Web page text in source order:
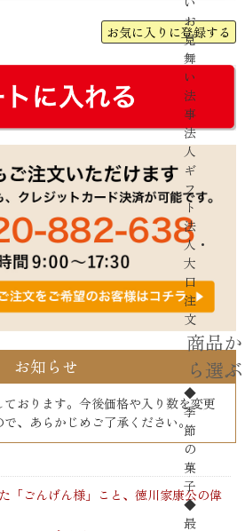
お
見
舞
い
法
事
法
人
ギ
フ
ト
法
人・
大
口
注
文
商品か
ら選ぶ
◆
季
節
の
菓
子
◆
最
お気に入りに登録する
お知らせ
おります。今後価格や入り数を変更
、あらかじめご了承ください。
「ごんげん様」こと、徳川家康公の偉